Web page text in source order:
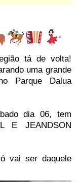
tá de volta!
uma grande
Parque Dalua
dia 06, tem
E JEANDSON
vai ser daquele